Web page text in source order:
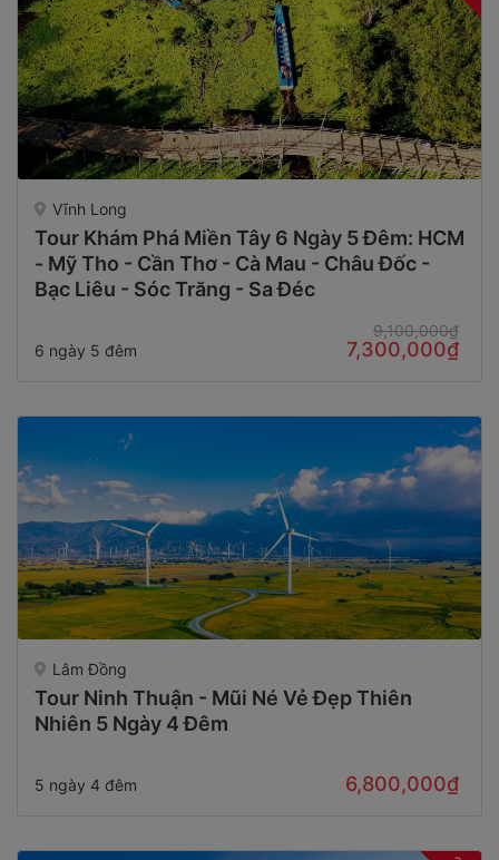
Vĩnh Long
Tour Khám Phá Miền Tây 6 Ngày 5 Đêm: HCM
- Mỹ Tho - Cần Thơ - Cà Mau - Châu Đốc -
Bạc Liêu - Sóc Trăng - Sa Đéc
6 ngày 5 đêm
9,100,000₫
7,300,000₫
Lâm Đồng
Tour Ninh Thuận - Mũi Né Vẻ Đẹp Thiên
Nhiên 5 Ngày 4 Đêm
5 ngày 4 đêm 6,800,000₫